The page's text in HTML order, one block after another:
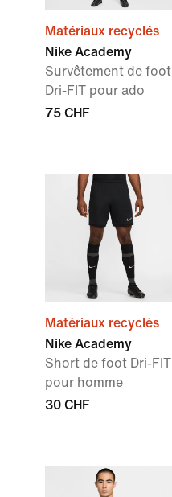
Matériaux recyclés
Nike Academy
Survêtement de foot
Dri-FIT pour ado
75 CHF
Matériaux recyclés
Nike Academy
Short de foot Dri-FIT
pour homme
30 CHF